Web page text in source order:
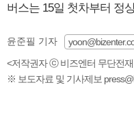
버스는 15일 첫차부터 정
윤준필 기자
<저작권자 ⓒ 비즈엔터 무단전
※ 보도자료 및 기사제보